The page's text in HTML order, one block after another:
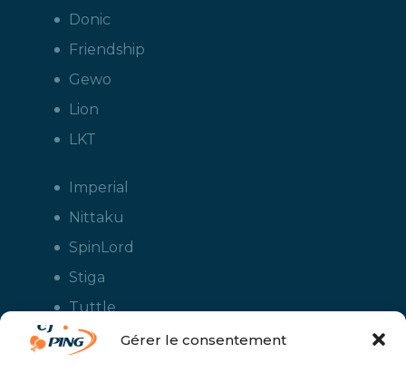
Gérer le consentement
Donic
Friendship
Gewo
Lion
LKT
Imperial
Nittaku
SpinLord
Stiga
Tuttle
Xiom